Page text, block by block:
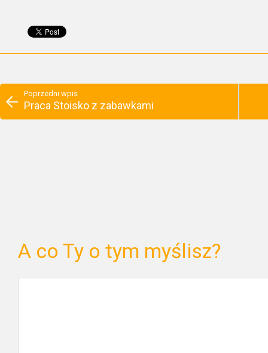
Poprzedni wpis
Praca Stoisko z zabawkami
A co Ty o tym myślisz?